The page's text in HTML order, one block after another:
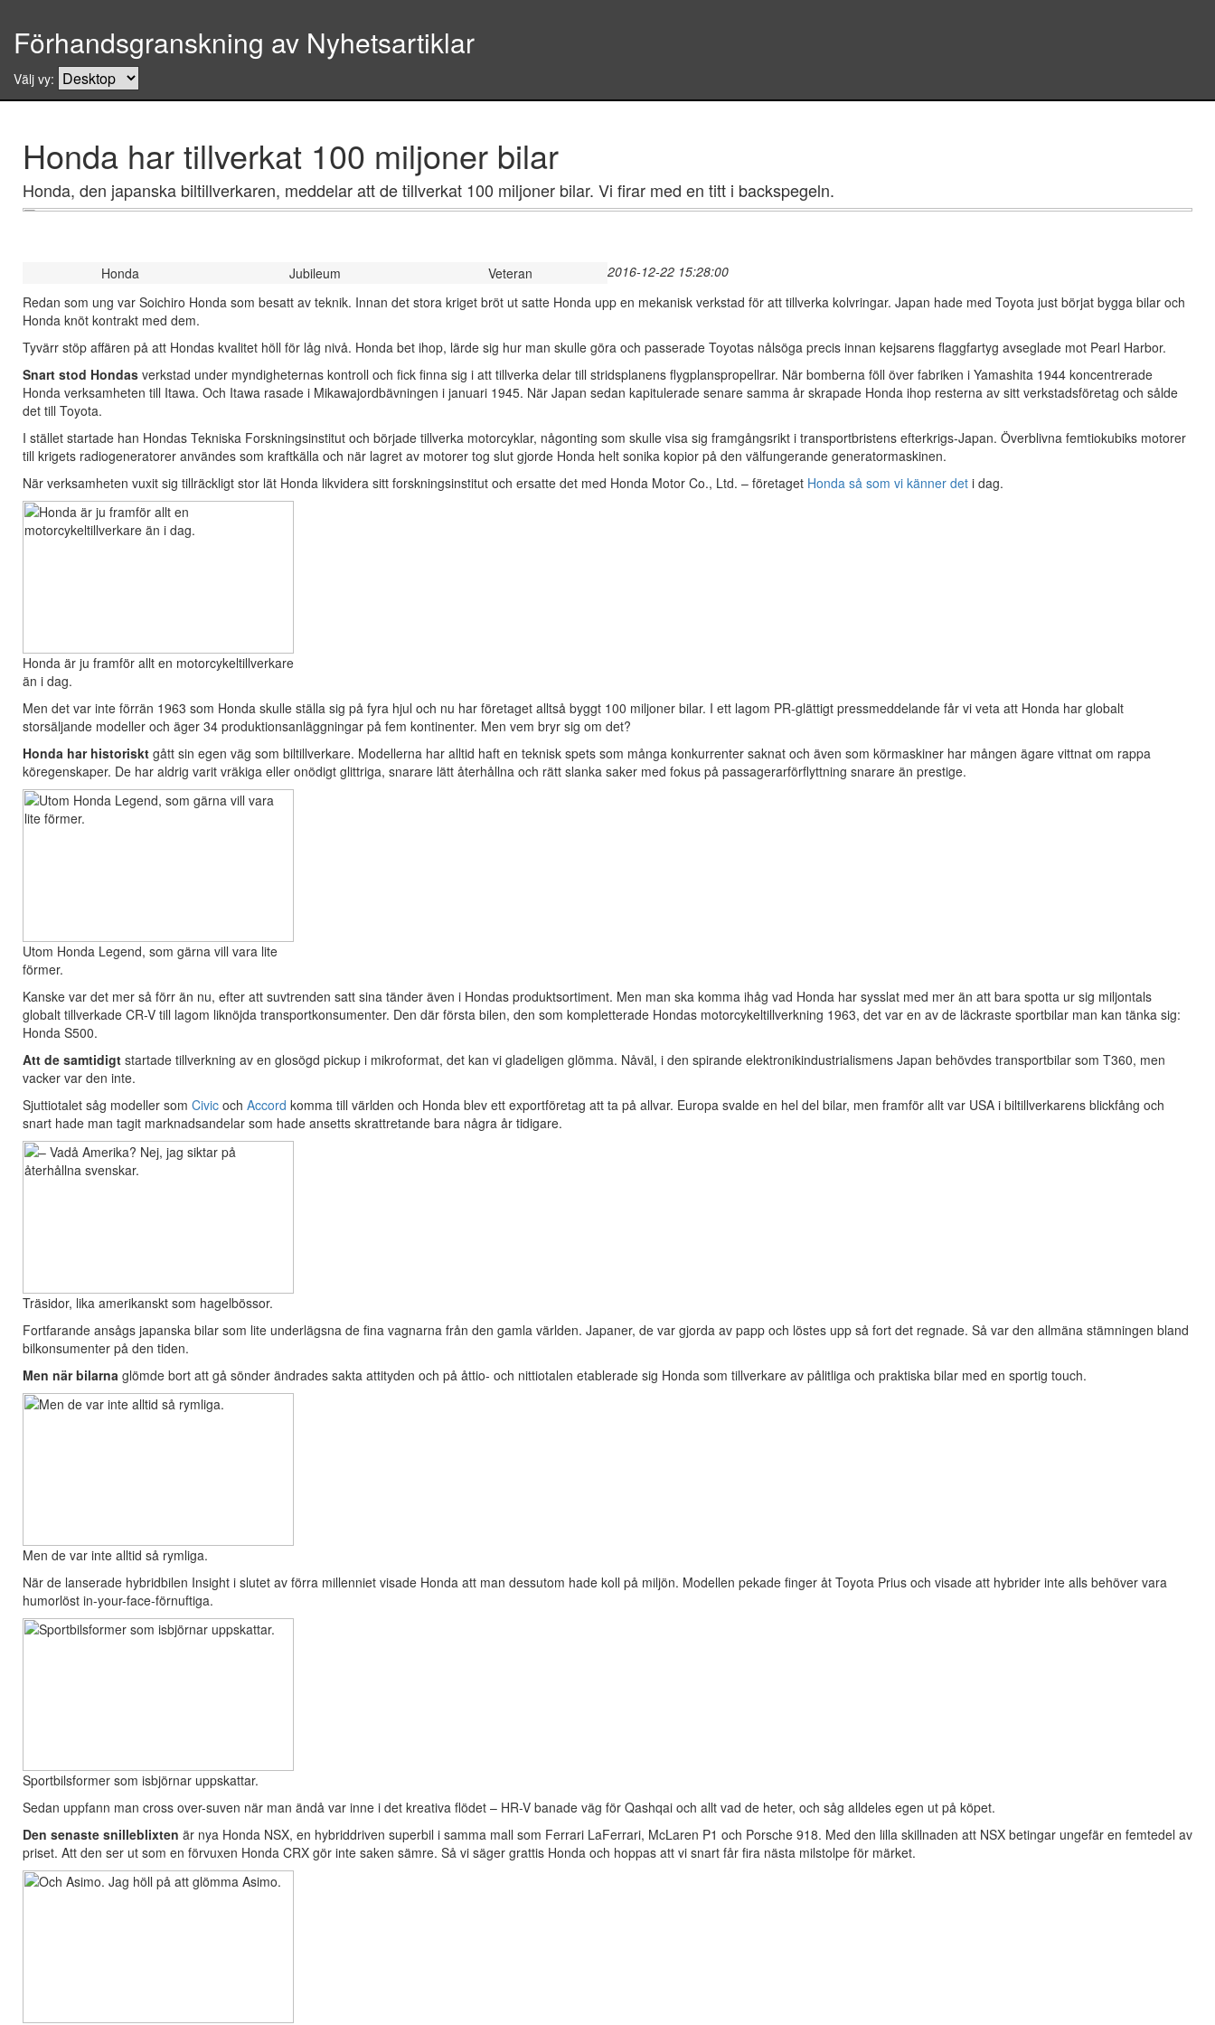
Förhandsgranskning av Nyhetsartiklar
Välj vy:
Honda har tillverkat 100 miljoner bilar
Honda, den japanska biltillverkaren, meddelar att de tillverkat 100 miljoner bilar. Vi firar med en titt i backspegeln.
2016-12-22 15:28:00
Honda Jubileum
Veteran
Redan som ung var Soichiro Honda som besatt av teknik. Innan det stora kriget bröt ut satte Honda upp en mekanisk verkstad för att tillverka kolvringar. Japan hade med Toyota just börjat bygga bilar och
Honda knöt kontrakt med dem.
Tyvärr stöp affären på att Hondas kvalitet höll för låg nivå. Honda bet ihop, lärde sig hur man skulle göra och passerade Toyotas nålsöga precis innan kejsarens flaggfartyg avseglade mot Pearl Harbor.
Snart stod Hondas verkstad under myndigheternas kontroll och fick finna sig i att tillverka delar till stridsplanens flygplanspropellrar. När bomberna föll över fabriken i Yamashita 1944 koncentrerade
Honda verksamheten till Itawa. Och Itawa rasade i Mikawajordbävningen i januari 1945. När Japan sedan kapitulerade senare samma år skrapade Honda ihop resterna av sitt verkstadsföretag och sålde
det till Toyota.
I stället startade han Hondas Tekniska Forskningsinstitut och började tillverka motorcyklar, någonting som skulle visa sig framgångsrikt i transportbristens efterkrigs-Japan. Överblivna femtiokubiks motorer
till krigets radiogeneratorer användes som kraftkälla och när lagret av motorer tog slut gjorde Honda helt sonika kopior på den välfungerande generatormaskinen.
När verksamheten vuxit sig tillräckligt stor lät Honda likvidera sitt forskningsinstitut och ersatte det med Honda Motor Co., Ltd. – företaget Honda så som vi känner det i dag.
Honda är ju framför allt en motorcykeltillverkare
än i dag.
Men det var inte förrän 1963 som Honda skulle ställa sig på fyra hjul och nu har företaget alltså byggt 100 miljoner bilar. I ett lagom PR-glättigt pressmeddelande får vi veta att Honda har globalt
storsäljande modeller och äger 34 produktionsanläggningar på fem kontinenter. Men vem bryr sig om det?
Honda har historiskt gått sin egen väg som biltillverkare. Modellerna har alltid haft en teknisk spets som många konkurrenter saknat och även som körmaskiner har mången ägare vittnat om rappa
köregenskaper. De har aldrig varit vräkiga eller onödigt glittriga, snarare lätt återhållna och rätt slanka saker med fokus på passagerarförflyttning snarare än prestige.
Utom Honda Legend, som gärna vill vara lite
förmer.
Kanske var det mer så förr än nu, efter att suvtrenden satt sina tänder även i Hondas produktsortiment. Men man ska komma ihåg vad Honda har sysslat med mer än att bara spotta ur sig miljontals
globalt tillverkade CR-V till lagom liknöjda transportkonsumenter. Den där första bilen, den som kompletterade Hondas motorcykeltillverkning 1963, det var en av de läckraste sportbilar man kan tänka sig:
Honda S500.
Att de samtidigt startade tillverkning av en glosögd pickup i mikroformat, det kan vi gladeligen glömma. Nåväl, i den spirande elektronikindustrialismens Japan behövdes transportbilar som T360, men
vacker var den inte.
Sjuttiotalet såg modeller som Civic och Accord komma till världen och Honda blev ett exportföretag att ta på allvar. Europa svalde en hel del bilar, men framför allt var USA i biltillverkarens blickfång och
snart hade man tagit marknadsandelar som hade ansetts skrattretande bara några år tidigare.
Träsidor, lika amerikanskt som hagelbössor.
Fortfarande ansågs japanska bilar som lite underlägsna de fina vagnarna från den gamla världen. Japaner, de var gjorda av papp och löstes upp så fort det regnade. Så var den allmäna stämningen bland
bilkonsumenter på den tiden.
Men när bilarna glömde bort att gå sönder ändrades sakta attityden och på åttio- och nittiotalen etablerade sig Honda som tillverkare av pålitliga och praktiska bilar med en sportig touch.
Men de var inte alltid så rymliga.
När de lanserade hybridbilen Insight i slutet av förra millenniet visade Honda att man dessutom hade koll på miljön. Modellen pekade finger åt Toyota Prius och visade att hybrider inte alls behöver vara
humorlöst in-your-face-förnuftiga.
Sportbilsformer som isbjörnar uppskattar.
Sedan uppfann man cross over-suven när man ändå var inne i det kreativa flödet – HR-V banade väg för Qashqai och allt vad de heter, och såg alldeles egen ut på köpet.
Den senaste snilleblixten är nya Honda NSX, en hybriddriven superbil i samma mall som Ferrari LaFerrari, McLaren P1 och Porsche 918. Med den lilla skillnaden att NSX betingar ungefär en femtedel av
priset. Att den ser ut som en förvuxen Honda CRX gör inte saken sämre. Så vi säger grattis Honda och hoppas att vi snart får fira nästa milstolpe för märket.